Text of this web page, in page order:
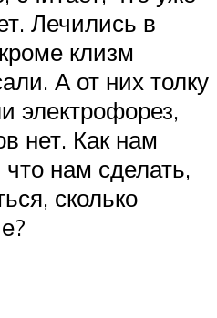
Лечились в
клизм
А от них толку
электрофорез,
нет. Как нам
нам сделать,
сколько